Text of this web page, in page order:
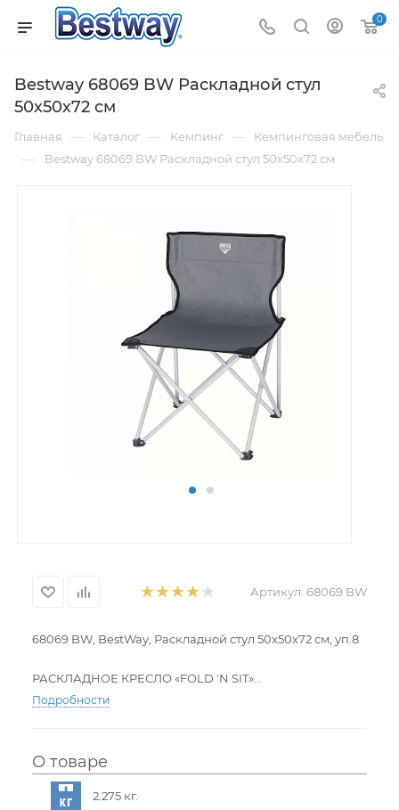
0
Bestway 68069 BW Раскладной стул
50х50х72 см
Главная — Каталог — Кемпинг — Кемпинговая мебель
— Bestway 68069 BW Раскладной стул 50х50х72 см
Артикул: 68069 BW
68069 BW, BestWay, Раскладной стул 50х50х72 см, уп.8
РАСКЛАДНОЕ КРЕСЛО «FOLD 'N SIT»
* Легко складывающийся стальной каркас для
отдыха на открытом воздухе
* Грузоподъемность: 105 кг (231 фунта)
Содержит: Кресло для кемпинга - 1 штука
Подробности
О товаре
2.275 кг.